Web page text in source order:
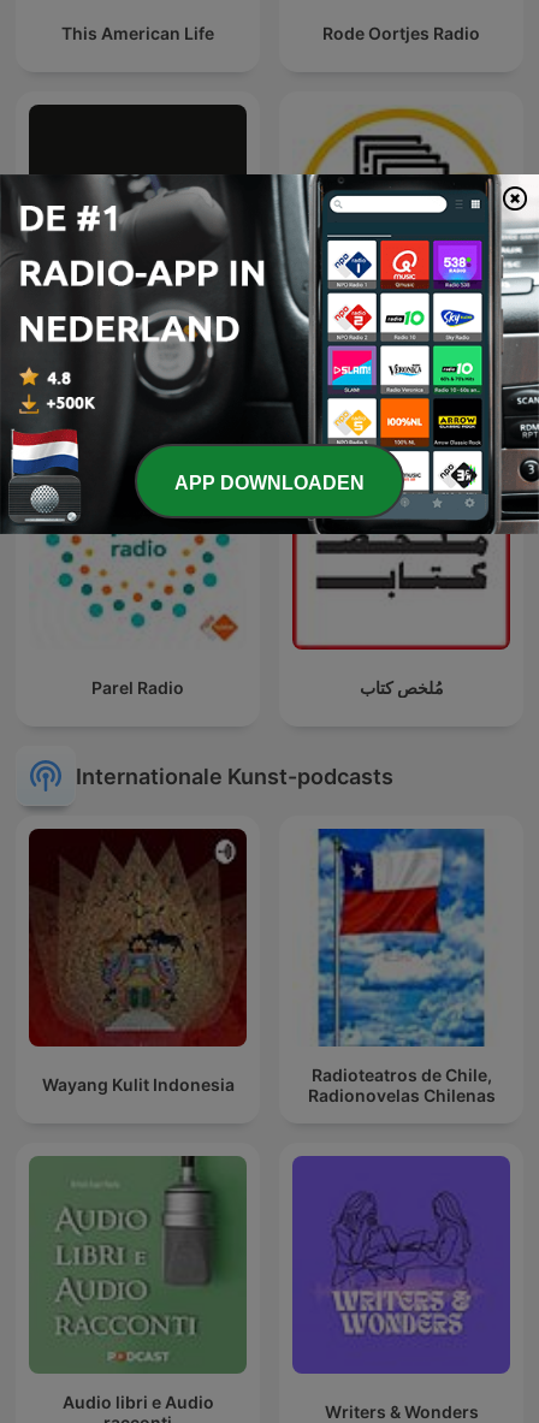
This American Life Rode Oortjes Radio
In het Rijksmuseum Middagvervolgverhaal
Parel Radio مُلخص كتاب
Internationale Kunst-podcasts
Wayang Kulit Indonesia
Radioteatros de Chile,
Radionovelas Chilenas
Audio libri e Audio
Writers & Wonders
APP DOWNLOADEN